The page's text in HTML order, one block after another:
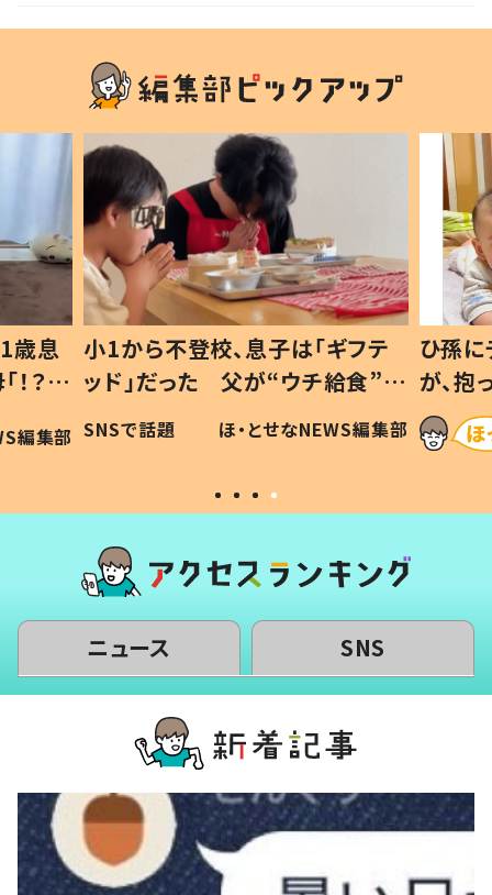
歳息
？」
編集部
小1から不登校、息子は「ギフテ
ッド」だった 父が“ウチ給食”を
作り続ける理由とは #令和の親
#令和の子
SNSで話題 ほ・とせなNEWS編集部
ひ孫
が、
「涙が
い」
ニュース SNS